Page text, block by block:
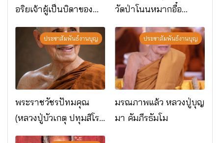
อริยเจ้าผู้เป็นบิดาของ
พระกรรมฐาน
วัดป่าโนนหมากอื๋อ
อ.เมือง จ.มหาสารคาม
ประชาสัมพันธ์งานบุญ
พระราชวัชรปัทมคุณ
(หลวงปู่บัวเกตุ ปทุมสิโร)
มรณภาพแล้ว วัดป่า
ประชาสัมพันธ์งานบุญ
มรณภาพแล้ว หลวงปู่บุญ
มา คัมภีรธัมโม